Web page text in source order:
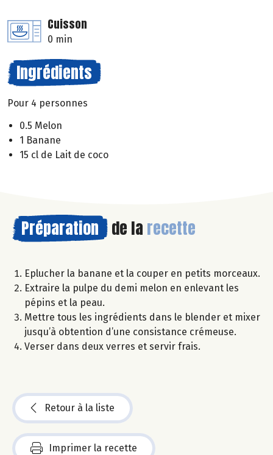
Cuisson
0 min
Ingrédients
Pour 4 personnes
0.5 Melon
1 Banane
15 cl de Lait de coco
Préparation de la recette
Eplucher la banane et la couper en petits morceaux.
Extraire la pulpe du demi melon en enlevant les
pépins et la peau.
Mettre tous les ingrédients dans le blender et mixer
jusqu’à obtention d’une consistance crémeuse.
Verser dans deux verres et servir frais.
Retour à la liste
Imprimer la recette